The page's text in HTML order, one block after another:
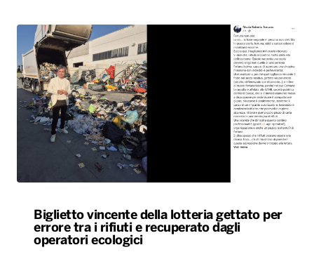
Biglietto vincente della lotteria gettato per
errore tra i rifiuti e recuperato dagli
operatori ecologici